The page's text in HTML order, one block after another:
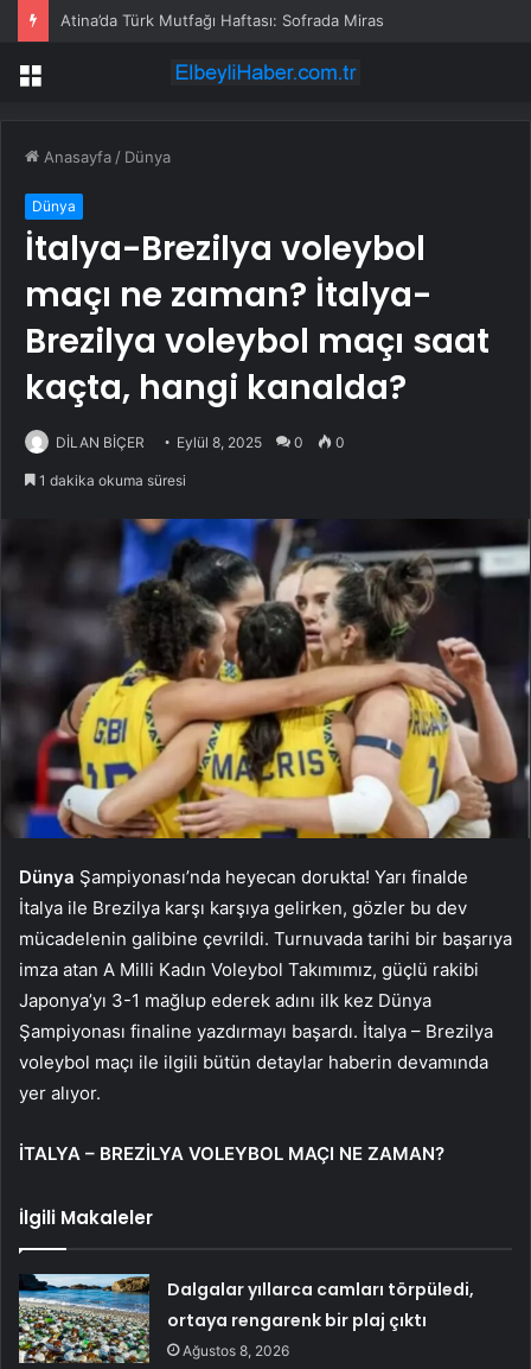
Atina’da Türk Mutfağı Haftası: Sofrada Miras
Menü
Anasayfa / Dünya
Dünya
İtalya-Brezilya voleybol
maçı ne zaman? İtalya-
Brezilya voleybol maçı saat
kaçta, hangi kanalda?
DİLAN BİÇER Eylül 8, 2025 0 0
1 dakika okuma süresi
Dünya Şampiyonası’nda heyecan dorukta! Yarı finalde
İtalya ile Brezilya karşı karşıya gelirken, gözler bu dev
mücadelenin galibine çevrildi. Turnuvada tarihi bir başarıya
imza atan A Milli Kadın Voleybol Takımımız, güçlü rakibi
Japonya’yı 3-1 mağlup ederek adını ilk kez Dünya
Şampiyonası finaline yazdırmayı başardı. İtalya – Brezilya
voleybol maçı ile ilgili bütün detaylar haberin devamında
yer alıyor.
İTALYA – BREZİLYA VOLEYBOL MAÇI NE ZAMAN?
İlgili Makaleler
Dalgalar yıllarca camları törpüledi,
ortaya rengarenk bir plaj çıktı
Ağustos 8, 2026